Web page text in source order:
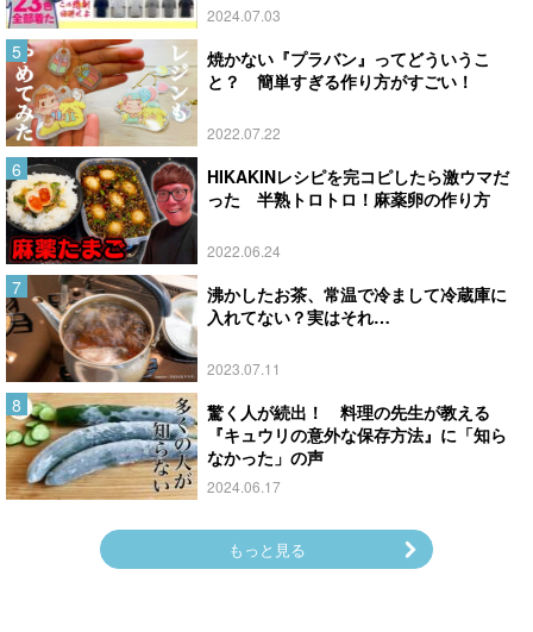
2024.07.03
焼かない『プラバン』ってどういうこ
と？ 簡単すぎる作り方がすごい！
2022.07.22
HIKAKINレシピを完コピしたら激ウマだ
った 半熟トロトロ！麻薬卵の作り方
2022.06.24
沸かしたお茶、常温で冷まして冷蔵庫に
入れてない？実はそれ…
2023.07.11
驚く人が続出！ 料理の先生が教える
『キュウリの意外な保存方法』に「知ら
なかった」の声
2024.06.17
もっと見る